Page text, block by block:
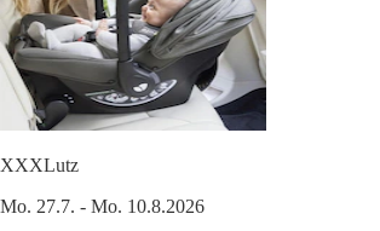
XXXLutz
Mo. 27.7. - Mo. 10.8.2026